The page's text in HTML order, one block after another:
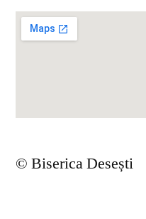
© Biserica Desești